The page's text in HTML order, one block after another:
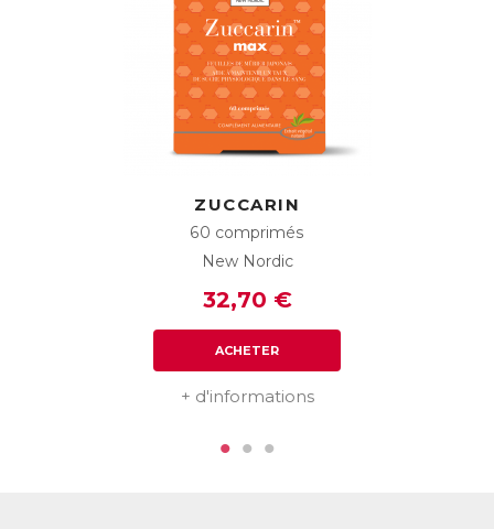
ZUCCARIN
60 comprimés
New Nordic
32,70 €
ACHETER
+ d'informations